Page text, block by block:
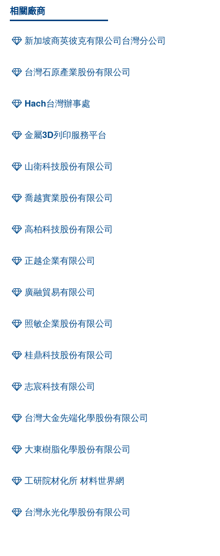
相關廠商
新加坡商英彼克有限公司台灣分公司
台灣石原產業股份有限公司
Hach台灣辦事處
金屬3D列印服務平台
山衛科技股份有限公司
喬越實業股份有限公司
高柏科技股份有限公司
正越企業有限公司
廣融貿易有限公司
照敏企業股份有限公司
桂鼎科技股份有限公司
志宸科技有限公司
台灣大金先端化學股份有限公司
大東樹脂化學股份有限公司
工研院材化所 材料世界網
台灣永光化學股份有限公司